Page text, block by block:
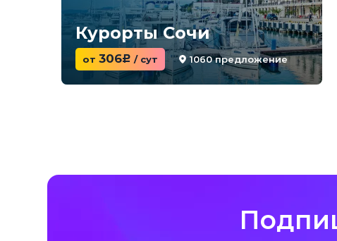
Курорты Сочи
от 306c / сут 1060 предложение